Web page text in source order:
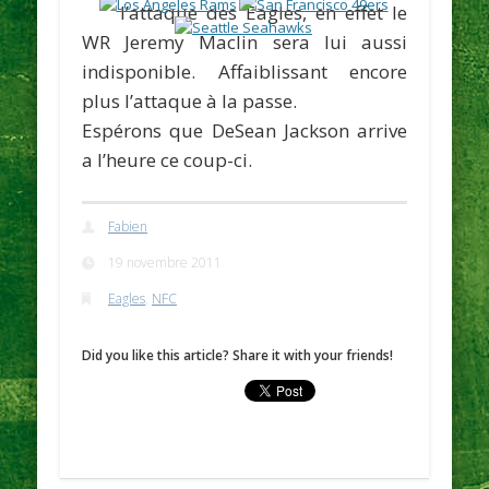
l’attaque des Eagles, en effet le
WR Jeremy Maclinsera lui aussi
indisponible. Affaiblissant encore
plus l’attaque à la passe.
Espérons que DeSean Jackson arrive
a l’heure ce coup-ci.
Fabien
19 novembre 2011
Eagles, NFC
Did you like this article? Share it with your friends!